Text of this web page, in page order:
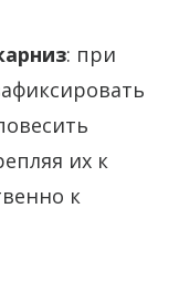
: при
их к
к